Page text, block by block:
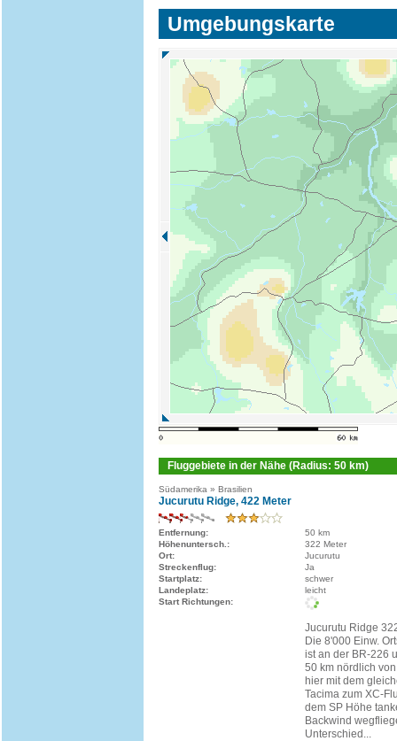
Umgebungskarte
Fluggebiete in der Nähe (Radius: 50 km)
Südamerika » Brasilien
Jucurutu Ridge, 422 Meter
Entfernung:
50 km
Höhenuntersch.:
322 Meter
Ort:
Jucurutu
Streckenflug:
Ja
Startplatz:
schwer
Landeplatz:
leicht
Start Richtungen:
Jucurutu Ridge
Die 8'000 Einw.
ist an der BR-226
50 km nördlich
hier mit dem
Tacima zum XC-
dem SP Höhe
Backwind
Unterschied...